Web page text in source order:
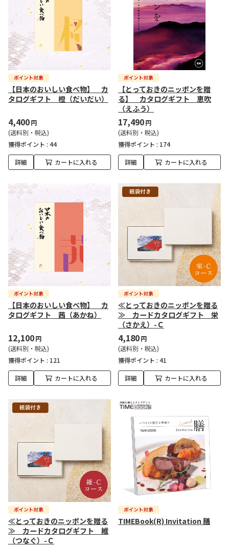
【日本のおいしい食べ物】 カ
タログギフト 橙（だいだい）
4,400円
(送料別・税込)
獲得ポイント : 44
詳細 カートに入れる
【とっておきのニッポンを贈
る】 カタログギフト 恵吹
（えふう）
17,490円
(送料別・税込)
獲得ポイント : 174
詳細 カートに入れる
【日本のおいしい食べ物】 カ
タログギフト 茜（あかね）
12,100円
(送料別・税込)
獲得ポイント : 121
詳細 カートに入れる
≪とっておきのニッポンを贈る
≫ カードカタログギフト 栄
（さかえ）-Ｃ
4,180円
(送料別・税込)
獲得ポイント : 41
詳細 カートに入れる
≪とっておきのニッポンを贈る
≫ カードカタログギフト 維
（つなぐ）-Ｃ
TIMEBook(R) Invitation 膳